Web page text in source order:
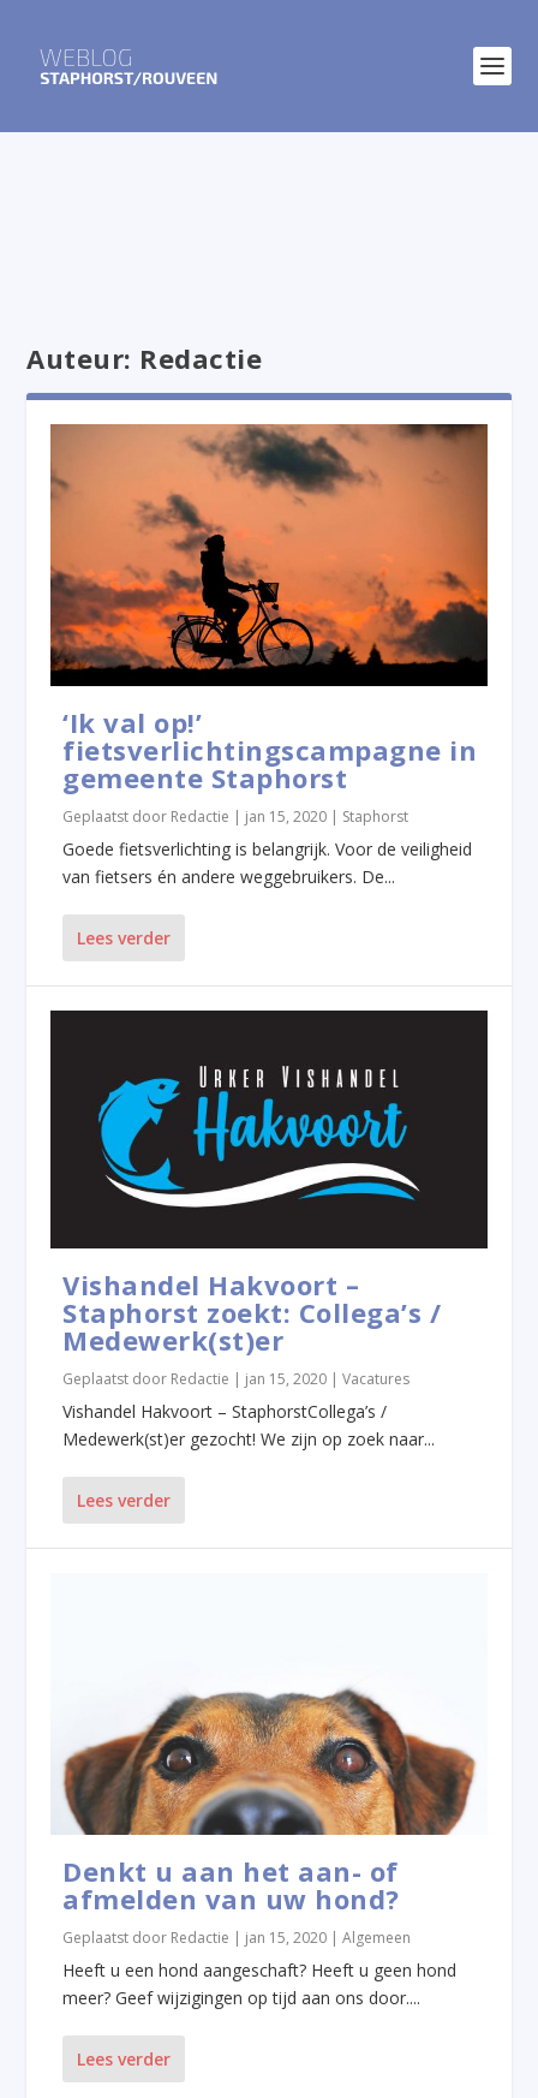
Auteur: Redactie
‘Ik val op!’
fietsverlichtingscampagne in
gemeente Staphorst
Geplaatst door Redactie | jan 15, 2020 | Staphorst
Goede fietsverlichting is belangrijk. Voor de veiligheid
van fietsers én andere weggebruikers. De...
Lees verder
Vishandel Hakvoort –
Staphorst zoekt: Collega’s /
Medewerk(st)er
Geplaatst door Redactie | jan 15, 2020 |Vacatures
Vishandel Hakvoort – StaphorstCollega’s /
Medewerk(st)er gezocht! We zijn op zoek naar...
Lees verder
Denkt u aan het aan- of
afmelden van uw hond?
Geplaatst door Redactie | jan 15, 2020 |Algemeen
Heeft u een hond aangeschaft? Heeft u geen hond
meer? Geef wijzigingen op tijd aan ons door....
Lees verder